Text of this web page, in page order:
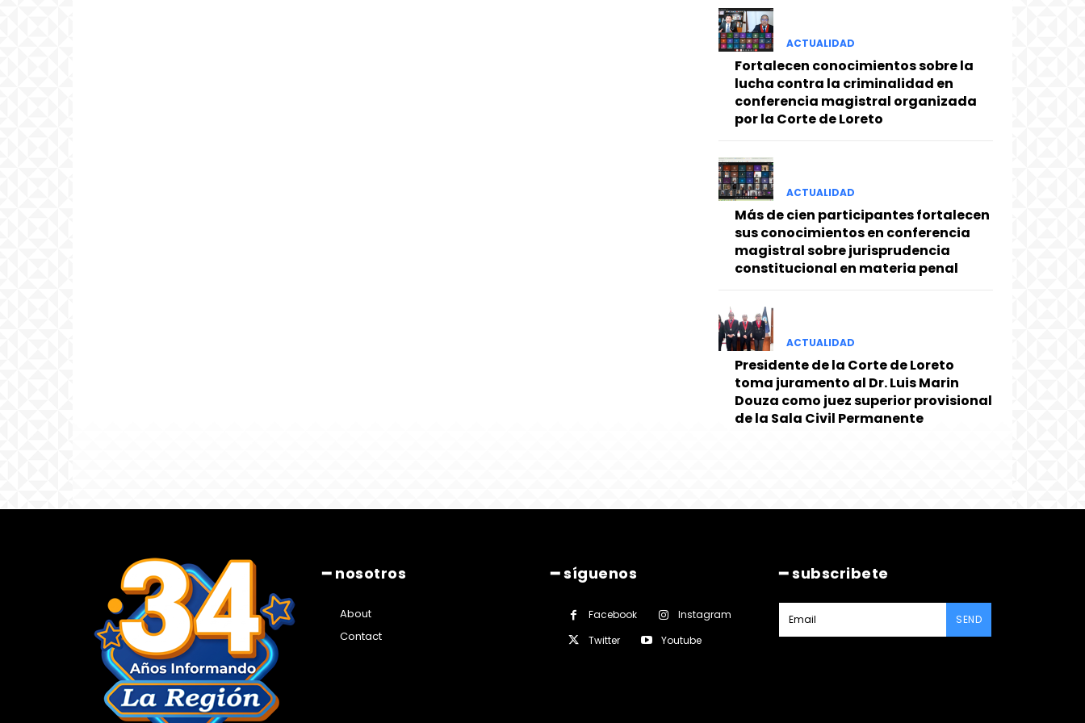
ACTUALIDAD
Fortalecen conocimientos sobre la
lucha contra la criminalidad en
conferencia magistral organizada
por la Corte de Loreto
ACTUALIDAD
Más de cien participantes fortalecen
sus conocimientos en conferencia
magistral sobre jurisprudencia
constitucional en materia penal
ACTUALIDAD
Presidente de la Corte de Loreto
toma juramento al Dr. Luis Marin
Douza como juez superior provisional
de la Sala Civil Permanente
━ nosotros
About
Contact
━ síguenos
Facebook
Instagram
Twitter
Youtube
━ subscribete
SEND